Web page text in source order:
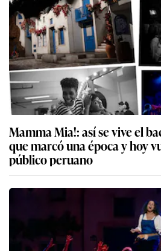
Mamma Mia!: así se vive el
que marcó una época y hoy
público peruano